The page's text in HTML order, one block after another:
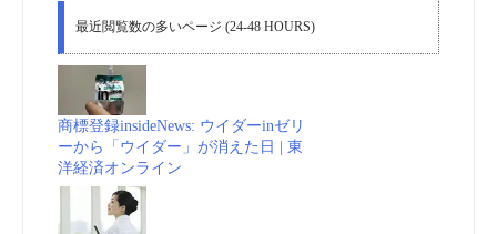
最近閲覧数の多いページ (24-48 HOURS)
商標登録insideNews: ウイダーinゼリ
ーから「ウイダー」が消えた日 | 東
洋経済オンライン